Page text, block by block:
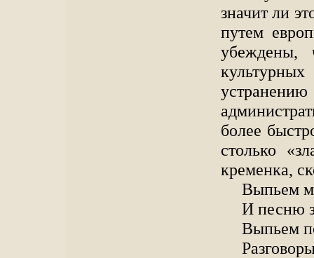
значит ли
путем
убеждены,
более
столько
кременка,
Выпьем
И песню
Выпьем